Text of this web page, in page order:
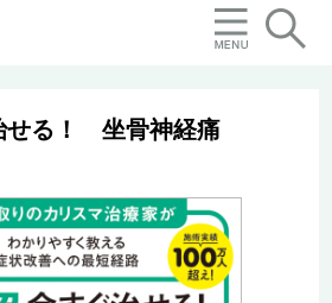
る！ 坐骨神経痛